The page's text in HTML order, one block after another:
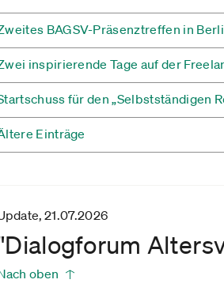
BAGSV-Präsenztreffen in
inspirierende Tage auf der
für den „Selbstständigen
Einträge
21.07.2026
oben